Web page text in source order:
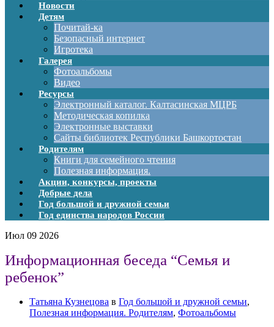
Новости
Детям
Почитай-ка
Безопасный интернет
Игротека
Галерея
Фотоальбомы
Видео
Ресурсы
Электронный каталог. Калтасинская МЦРБ
Методическая копилка
Электронные выставки
Сайты библиотек Республики Башкортостан
Родителям
Книги для семейного чтения
Полезная информация.
Акции, конкурсы, проекты
Добрые дела
Год большой и дружной семьи
Год единства народов России
Июл 09 2026
Информационная беседа “Семья и
ребенок”
Татьяна Кузнецова в Год большой и дружной семьи,
Полезная информация. Родителям, Фотоальбомы